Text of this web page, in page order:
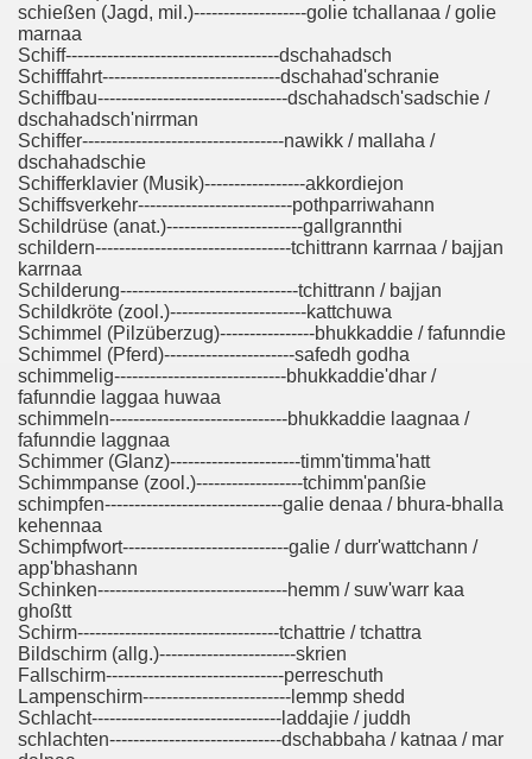
schießen (Jagd, mil.)-------------------golie tchallanaa / golie
marnaa
Schiff------------------------------------dschahadsch
Schifffahrt------------------------------dschahad'schranie
Schiffbau--------------------------------dschahadsch'sadschie /
dschahadsch'nirrman
Schiffer----------------------------------nawikk / mallaha /
dschahadschie
Schifferklavier (Musik)-----------------akkordiejon
Schiffsverkehr--------------------------pothparriwahann
Schildrüse (anat.)-----------------------gallgrannthi
schildern---------------------------------tchittrann karrnaa / bajjan
karrnaa
Schilderung------------------------------tchittrann / bajjan
Schildkröte (zool.)-----------------------kattchuwa
Schimmel (Pilzüberzug)----------------bhukkaddie / fafunndie
Schimmel (Pferd)----------------------safedh godha
schimmelig-----------------------------bhukkaddie'dhar /
fafunndie laggaa huwaa
schimmeln------------------------------bhukkaddie laagnaa /
fafunndie laggnaa
Schimmer (Glanz)----------------------timm'timma'hatt
Schimmpanse (zool.)------------------tchimm'panßie
schimpfen------------------------------galie denaa / bhura-bhalla
kehennaa
Schimpfwort----------------------------galie / durr'wattchann /
app'bhashann
Schinken--------------------------------hemm / suw'warr kaa
ghoßtt
Schirm----------------------------------tchattrie / tchattra
Bildschirm (allg.)-----------------------skrien
Fallschirm------------------------------perreschuth
Lampenschirm-------------------------lemmp shedd
Schlacht--------------------------------laddajie / juddh
schlachten-----------------------------dschabbaha / katnaa / mar